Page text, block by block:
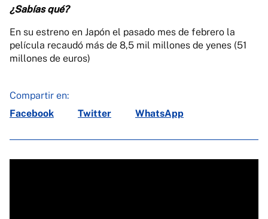
¿Sabías qué?
En su estreno en Japón el pasado mes de febrero la
película recaudó más de 8,5 mil millones de yenes (51
millones de euros)
Compartir en:
Facebook
Twitter WhatsApp